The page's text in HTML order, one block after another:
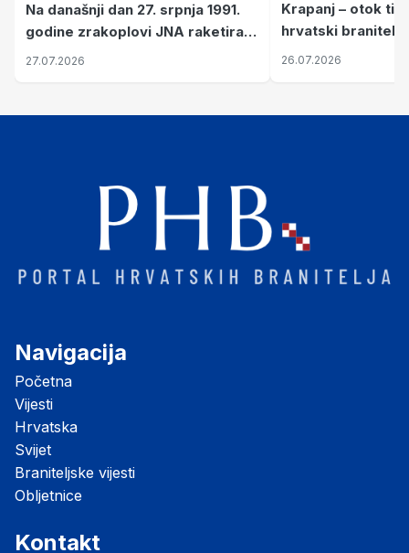
Na današnji dan 27. srpnja 1991.
godine zrakoplovi JNA raketirali
su vojarnu i obučni centar "Nikola
27.07.2026
Krapanj – otok
hrvatski branitelji
pronalaze mir
26.07.2026
Navigacija
Početna
Vijesti
Hrvatska
Svijet
Braniteljske vijesti
Obljetnice
Kontakt